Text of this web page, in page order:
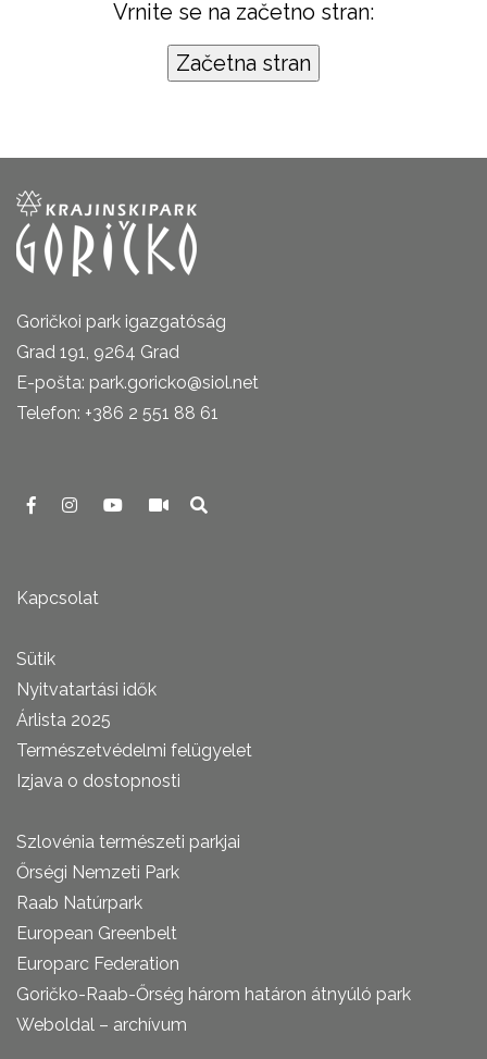
Vrnite se na začetno stran:
Goričkoi park igazgatóság
Grad 191, 9264 Grad
E-pošta: park.goricko@siol.net
Telefon: +386 2 551 88 61
Kapcsolat
Sütik
Nyitvatartási idők
Árlista 2025
Természetvédelmi felügyelet
Izjava o dostopnosti
Szlovénia természeti parkjai
Őrségi Nemzeti Park
Raab Natúrpark
European Greenbelt
Europarc Federation
Goričko-Raab-Őrség három határon átnyúló park
Weboldal – archívum